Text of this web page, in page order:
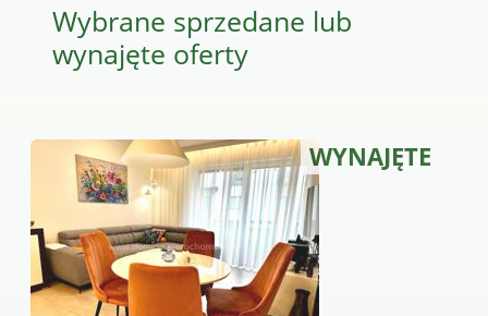
Wybrane sprzedane lub
wynajęte oferty
WYNAJĘTE